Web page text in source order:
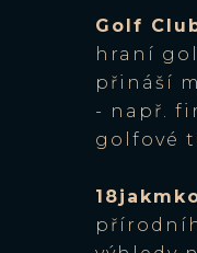
Golf
hraní
přináší
- např.
golfové